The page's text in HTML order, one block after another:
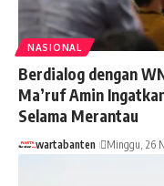
NASIONAL
Berdialog dengan
Ma’ruf Amin
Selama Merantau
wartabanten Minggu, 26